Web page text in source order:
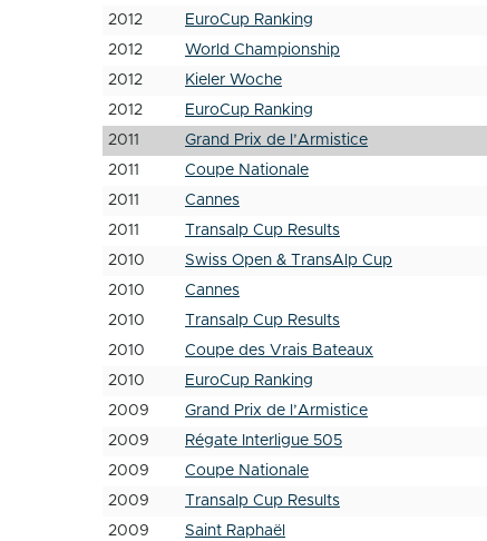
2012 EuroCup Ranking
2012 World Championship
2012 Kieler Woche
2012 EuroCup Ranking
2011 Grand Prix de l’Armistice
2011 Coupe Nationale
2011 Cannes
2011 Transalp Cup Results
2010 Swiss Open & TransAlp Cup
2010 Cannes
2010 Transalp Cup Results
2010 Coupe des Vrais Bateaux
2010 EuroCup Ranking
2009 Grand Prix de l’Armistice
2009 Régate Interligue 505
2009 Coupe Nationale
2009 Transalp Cup Results
2009 Saint Raphaël